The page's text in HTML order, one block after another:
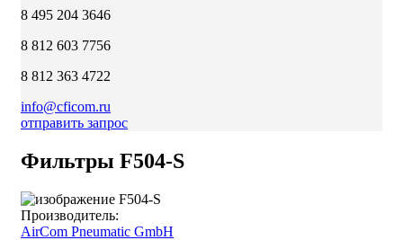
8 495 204 3646
8 812 603 7756
8 812 363 4722
info@cficom.ru
отправить запрос
Фильтры F504-S
Производитель:
AirCom Pneumatic GmbH